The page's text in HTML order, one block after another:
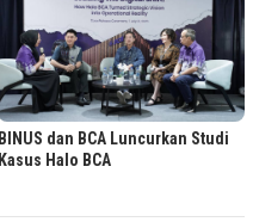
BINUS dan BCA Luncurkan Studi
Kasus Halo BCA